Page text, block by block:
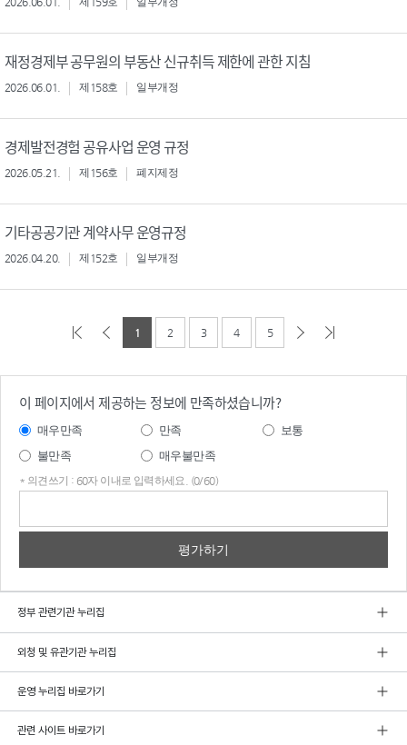
재정경제부 공무원의 부동산 신규취득 제한에 관한 지침
2026.06.01. 제158호 일부개정
경제발전경험 공유사업 운영 규정
2026.05.21. 제156호 폐지제정
기타공공기관 계약사무 운영규정
2026.04.20. 제152호 일부개정
1 2 3 4 5
이 페이지에서 제공하는 정보에 만족하셨습니까?
매우만족 만족
보통
불만족
매우불만족
* 의견쓰기 : 60자 이내로 입력하세요. (0/60)
정부 관련기관 누리집
외청 및 유관기관 누리집
운영 누리집 바로가기
관련 사이트 바로가기